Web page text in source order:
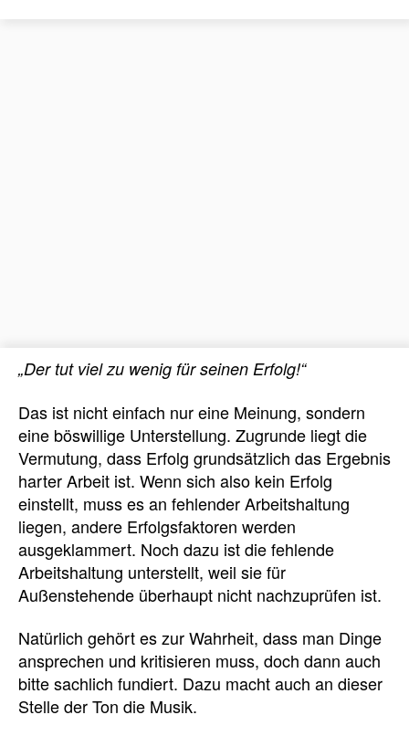
„Der tut viel zu wenig für seinen Erfolg!“
Das ist nicht einfach nur eine Meinung, sondern
eine böswillige Unterstellung. Zugrunde liegt die
Vermutung, dass Erfolg grundsätzlich das Ergebnis
harter Arbeit ist. Wenn sich also kein Erfolg
einstellt, muss es an fehlender Arbeitshaltung
liegen, andere Erfolgsfaktoren werden
ausgeklammert. Noch dazu ist die fehlende
Arbeitshaltung unterstellt, weil sie für
Außenstehende überhaupt nicht nachzuprüfen ist.
Natürlich gehört es zur Wahrheit, dass man Dinge
ansprechen und kritisieren muss, doch dann auch
bitte sachlich fundiert. Dazu macht auch an dieser
Stelle der Ton die Musik.